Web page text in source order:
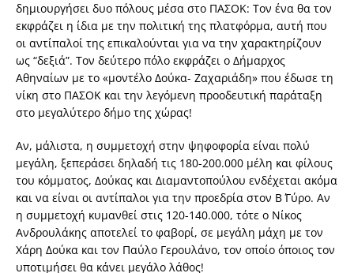
δημιουργήσει δυο πόλους μέσα στο ΠΑΣΟΚ: Τον ένα θα τον
εκφράζει η ίδια με την πολιτική της πλατφόρμα, αυτή που
οι αντίπαλοί της επικαλούνται για να την χαρακτηρίζουν
ως “δεξιά”. Τον δεύτερο πόλο εκφράζει ο Δήμαρχος
Αθηναίων με το «μοντέλο Δούκα- Ζαχαριάδη» που έδωσε τη
νίκη στο ΠΑΣΟΚ και την λεγόμενη προοδευτική παράταξη
στο μεγαλύτερο δήμο της χώρας!
Αν, μάλιστα, η συμμετοχή στην ψηφοφορία είναι πολύ
μεγάλη, ξεπεράσει δηλαδή τις 180-200.000 μέλη και φίλους
του κόμματος, Δούκας και Διαμαντοπούλου ενδέχεται ακόμα
και να είναι οι αντίπαλοι για την προεδρία στον Β΄ Γύρο. Αν
η συμμετοχή κυμανθεί στις 120-140.000, τότε ο Νίκος
Ανδρουλάκης αποτελεί το φαβορί, σε μεγάλη μάχη με τον
Χάρη Δούκα και τον Παύλο Γερουλάνο, τον οποίο όποιος τον
υποτιμήσει θα κάνει μεγάλο λάθος!